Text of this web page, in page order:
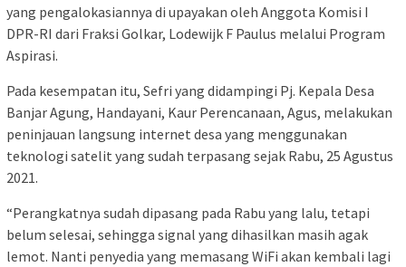
yang pengalokasiannya di upayakan oleh Anggota Komisi I
DPR-RI dari Fraksi Golkar, Lodewijk F Paulus melalui Program
Aspirasi.
Pada kesempatan itu, Sefri yang didampingi Pj. Kepala Desa
Banjar Agung, Handayani, Kaur Perencanaan, Agus, melakukan
peninjauan langsung internet desa yang menggunakan
teknologi satelit yang sudah terpasang sejak Rabu, 25 Agustus
2021.
“Perangkatnya sudah dipasang pada Rabu yang lalu, tetapi
belum selesai, sehingga signal yang dihasilkan masih agak
lemot. Nanti penyedia yang memasang WiFi akan kembali lagi